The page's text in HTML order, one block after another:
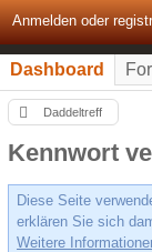
Anmelden oder
Dashboard
Daddeltreff
Kennwort
Diese Seite
erklären Sie sich
Weitere